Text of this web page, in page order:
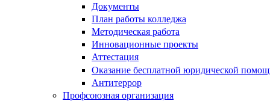
Документы
План работы колледжа
Методическая работа
Инновационные проекты
Аттестация
Оказание бесплатной юридической
Антитеррор
Профсоюзная организация